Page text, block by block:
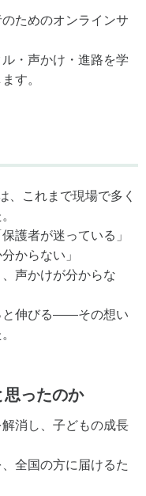
ためのオンラインサ
・声かけ・進路を学
す。
、これまで現場で多く
護者が迷っている」
からない」
声かけが分からな
と伸びる――その想い
思ったのか
消し、子どもの成長
全国の方に届けるた